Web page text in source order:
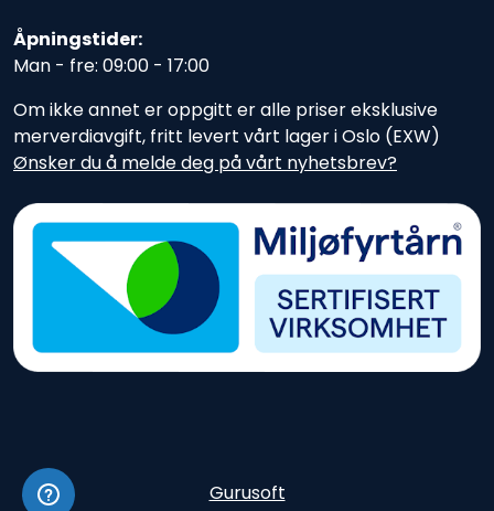
Åpningstider:
Man - fre: 09:00 - 17:00
Om ikke annet er oppgitt er alle priser eksklusive
merverdiavgift, fritt levert vårt lager i Oslo (EXW)
Ønsker du å melde deg på vårt nyhetsbrev?
Gurusoft